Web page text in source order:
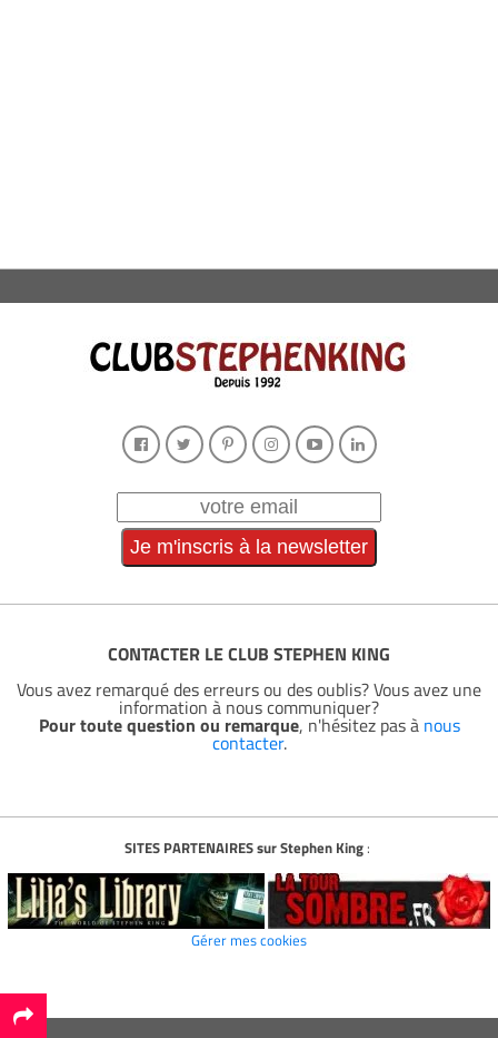
CONTACTER LE CLUB STEPHEN KING
Vous avez remarqué des erreurs ou des oublis? Vous avez une
information à nous communiquer?
Pour toute question ou remarque, n'hésitez pas à nous
contacter.
SITES PARTENAIRES sur Stephen King:
Gérer mes cookies